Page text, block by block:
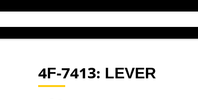
4F-7413: LEVER